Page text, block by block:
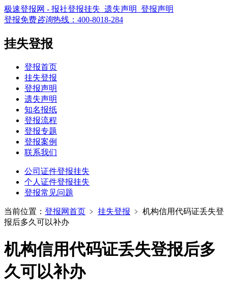
极速登报网 - 报社登报挂失_遗失声明_登报声明
登报免费咨询热线： 400-8018-284
挂失登报
登报首页
挂失登报
登报声明
遗失声明
知名报纸
登报流程
登报专题
登报案例
联系我们
公司证件登报挂失
个人证件登报挂失
登报常见问题
当前位置： 登报网首页 ﹥ 挂失登报 ﹥ 机构信用代码证丢失登
报后多久可以补办
机构信用代码证丢失登报后多
久可以补办